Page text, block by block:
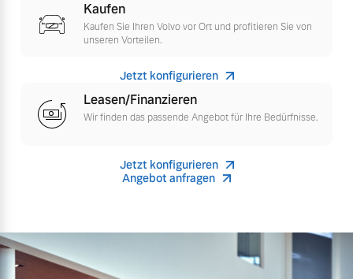
Kaufen
Kaufen Sie Ihren Volvo vor Ort und profitieren Sie von
unseren Vorteilen.
Jetzt konfigurieren
Leasen/Finanzieren
Wir finden das passende Angebot für Ihre Bedürfnisse.
Jetzt konfigurieren
Angebot anfragen